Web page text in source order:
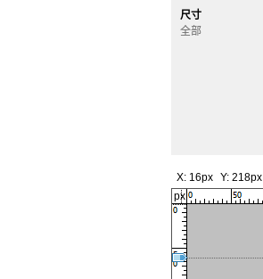
尺寸
全部
X: 16px Y: 218px
px